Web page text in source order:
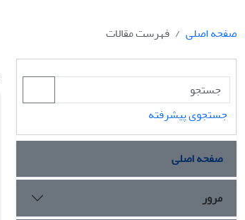
صفحه اصلی
فهرست مقالات
جستجوی پیشرفته
صفحه اصلی
مرور